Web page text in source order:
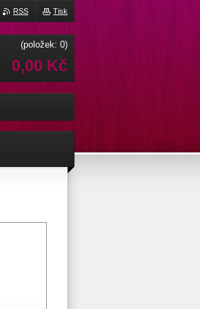
Tisk
RSS
(položek: 0)
0,00 Kč